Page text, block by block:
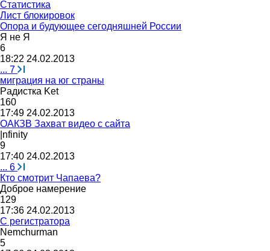
Статистика
Лист блокировок
Опора и будующее сегодняшней России
Я не Я
6
18:22 24.02.2013
... 7
миграция на юг страны
Рaдистка Ket
160
17:49 24.02.2013
ОАКЗВ Захват видео с сайта
|nfinity
9
17:40 24.02.2013
... 6
Кто смотрит Чапаева?
Доброе намерение
129
17:36 24.02.2013
С регистратора
Nemchurman
5